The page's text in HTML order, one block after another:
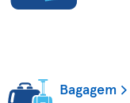
Bagagem